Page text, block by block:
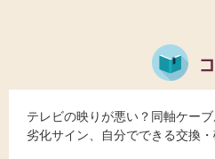
テレビの映りが悪い？同軸ケー
劣化サイン、自分でできる交換